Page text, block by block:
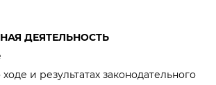
ДЕЯТЕЛЬНОСТЬ
и результатах законодательного